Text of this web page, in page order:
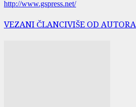
http://www.gspress.net/
VEZANI ČLANCIVIŠE OD AUTORA